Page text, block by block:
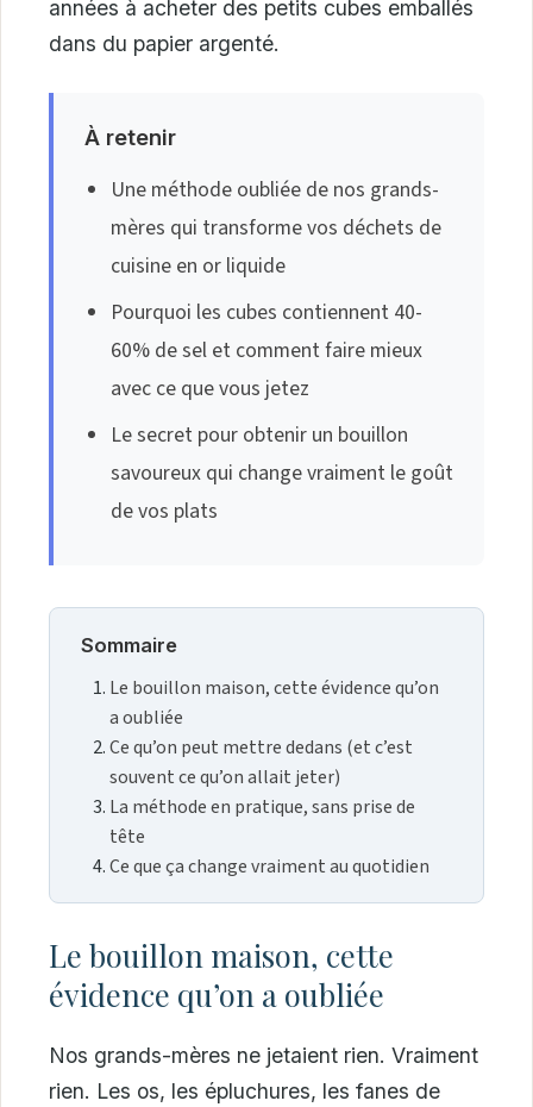
années à acheter des petits cubes emballés
dans du papier argenté.
À retenir
Une méthode oubliée de nos grands-
mères qui transforme vos déchets de
cuisine en or liquide
Pourquoi les cubes contiennent 40-
60% de sel et comment faire mieux
avec ce que vous jetez
Le secret pour obtenir un bouillon
savoureux qui change vraiment le goût
de vos plats
Sommaire
Le bouillon maison, cette évidence qu’on
a oubliée
Ce qu’on peut mettre dedans (et c’est
souvent ce qu’on allait jeter)
La méthode en pratique, sans prise de
tête
Ce que ça change vraiment au quotidien
Le bouillon maison, cette
évidence qu’on a oubliée
Nos grands-mères ne jetaient rien. Vraiment
rien. Les os, les épluchures, les fanes de